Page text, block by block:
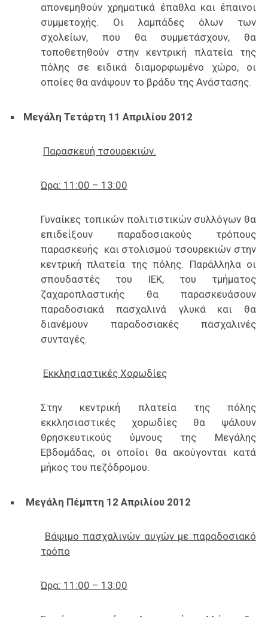
απονεμηθούν χρηματικά έπαθλα και έπαινοι
συμμετοχής. Οι λαμπάδες όλων των
σχολείων, που θα συμμετάσχουν, θα
τοποθετηθούν στην κεντρική πλατεία της
πόλης σε ειδικά διαμορφωμένο χώρο, οι
οποίες θα ανάψουν το βράδυ της Ανάστασης.
Μεγάλη Τετάρτη 11 Απριλίου 2012
Παρασκευή τσουρεκιών.
Ώρα: 11:00 – 13:00
Γυναίκες τοπικών πολιτιστικών συλλόγων θα
επιδείξουν παραδοσιακούς τρόπους
παρασκευής και στολισμού τσουρεκιών στην
κεντρική πλατεία της πόλης. Παράλληλα οι
σπουδαστές του ΙΕΚ, του τμήματος
ζαχαροπλαστικής θα παρασκευάσουν
παραδοσιακά πασχαλινά γλυκά και θα
διανέμουν παραδοσιακές πασχαλινές
συνταγές.
Εκκλησιαστικές Χορωδίες
Στην κεντρική πλατεία της πόλης
εκκλησιαστικές χορωδίες θα ψάλουν
θρησκευτικούς ύμνους της Μεγάλης
Εβδομάδας, οι οποίοι θα ακούγονται κατά
μήκος του πεζόδρομου.
Μεγάλη Πέμπτη 12 Απριλίου 2012
Βάψιμο πασχαλινών αυγών με παραδοσιακό
τρόπο
Ώρα: 11:00 – 13:00